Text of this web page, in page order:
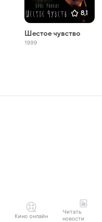
8,1
Шестое чувство
1999
Кино онлайн
Читать
новости